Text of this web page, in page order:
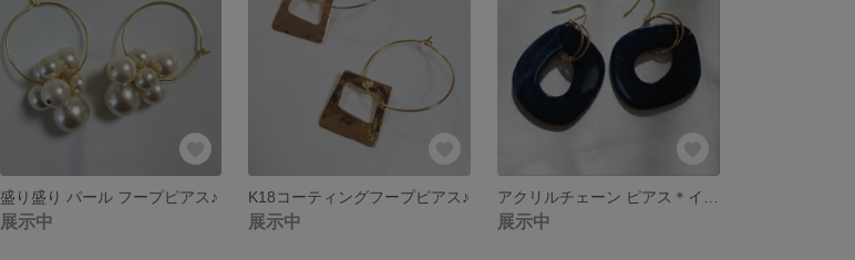
盛り盛り パール フープピアス♪
展示中
K18コーティングフープピアス♪
展示中 展示中